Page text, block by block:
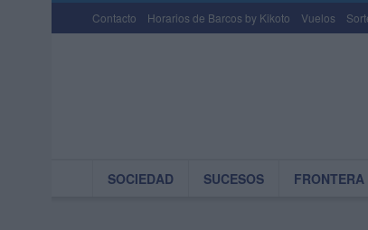
Contacto Horarios de Barcos by Kikoto Vuelos
SOCIEDAD SUCESOS FRONTERA